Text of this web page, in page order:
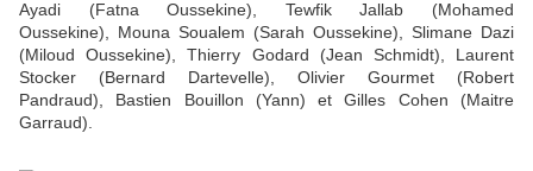
Ayadi (Fatna Oussekine), Tewfik Jallab (Mohamed
Oussekine), Mouna Soualem (Sarah Oussekine), Slimane Dazi
(Miloud Oussekine), Thierry Godard (Jean Schmidt), Laurent
Stocker (Bernard Dartevelle), Olivier Gourmet (Robert
Pandraud), Bastien Bouillon (Yann) et Gilles Cohen (Maitre
Garraud).